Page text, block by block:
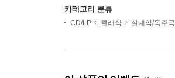
카테고리 분류
CD/LP 클래식 실내악/독주곡